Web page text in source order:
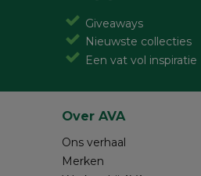
Giveaways
Nieuwste collecties
Een vat vol inspiratie
Over AVA
Ons verhaal
Merken